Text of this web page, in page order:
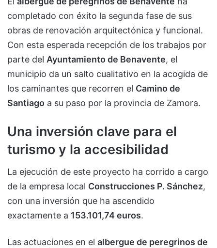
completado con éxito la segunda fase de sus
obras de renovación arquitectónica y funcional.
Con esta esperada recepción de los trabajos por
parte del Ayuntamiento de Benavente, el
municipio da un salto cualitativo en la acogida de
los caminantes que recorren el Camino de
Santiago a su paso por la provincia de Zamora.
Una inversión clave para el
turismo y la accesibilidad
La ejecución de este proyecto ha corrido a cargo
de la empresa local Construcciones P. Sánchez,
con una inversión que ha ascendido
exactamente a 153.101,74 euros.
Las actuaciones en el albergue de peregrinos de